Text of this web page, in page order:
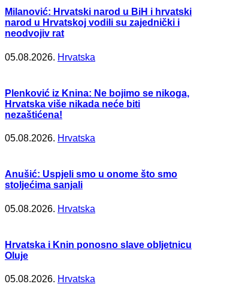
Milanović: Hrvatski narod u BiH i hrvatski
narod u Hrvatskoj vodili su zajednički i
neodvojiv rat
05.08.2026. Hrvatska
Plenković iz Knina: Ne bojimo se nikoga,
Hrvatska više nikada neće biti
nezaštićena!
05.08.2026. Hrvatska
Anušić: Uspjeli smo u onome što smo
stoljećima sanjali
05.08.2026. Hrvatska
Hrvatska i Knin ponosno slave obljetnicu
Oluje
05.08.2026. Hrvatska